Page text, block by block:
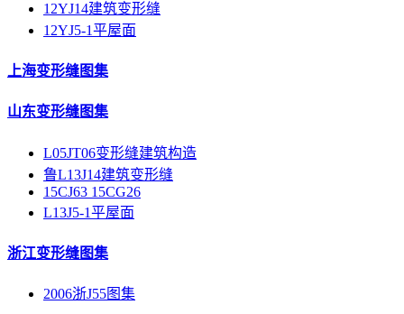
12YJ14建筑变形缝
12YJ5-1平屋面
上海变形缝图集
山东变形缝图集
L05JT06变形缝建筑构造
鲁L13J14建筑变形缝
15CJ63 15CG26
L13J5-1平屋面
浙江变形缝图集
2006浙J55图集